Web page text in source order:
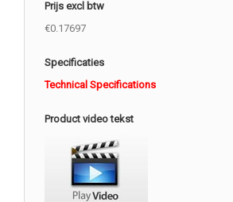
Prijs excl btw
€0.17697
Specificaties
Technical Specifications
Product video tekst